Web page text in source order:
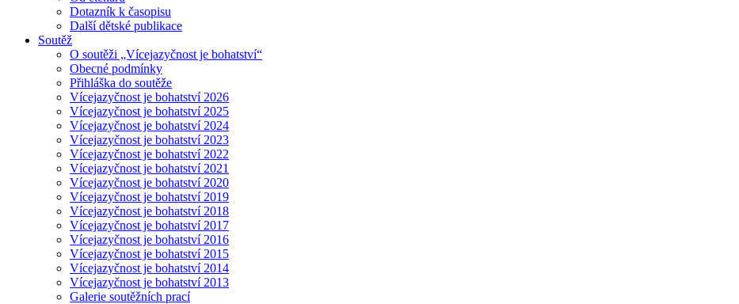
Dotazník k časopisu
Další dětské publikace
Soutěž
O soutěži „Vícejazyčnost je bohatství“
Obecné podmínky
Přihláška do soutěže
Vícejazyčnost je bohatství 2026
Vícejazyčnost je bohatství 2025
Vícejazyčnost je bohatství 2024
Vícejazyčnost je bohatství 2023
Vícejazyčnost je bohatství 2022
Vícejazyčnost je bohatství 2021
Vícejazyčnost je bohatství 2020
Vícejazyčnost je bohatství 2019
Vícejazyčnost je bohatství 2018
Vícejazyčnost je bohatství 2017
Vícejazyčnost je bohatství 2016
Vícejazyčnost je bohatství 2015
Vícejazyčnost je bohatství 2014
Vícejazyčnost je bohatství 2013
Galerie soutěžních prací